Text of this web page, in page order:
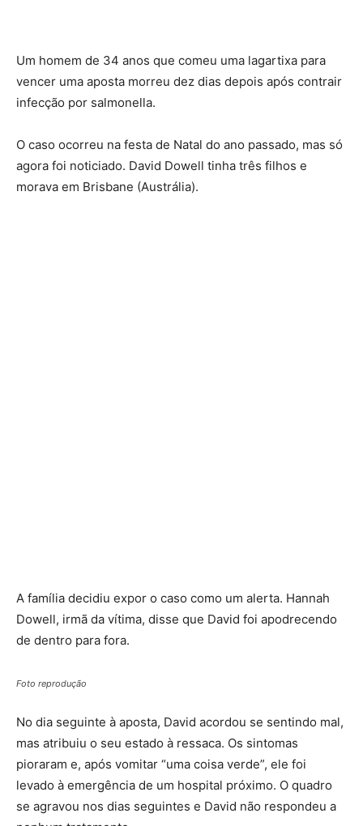
Um homem de 34 anos que comeu uma lagartixa para
vencer uma aposta morreu dez dias depois após contrair
infecção por salmonella.
O caso ocorreu na festa de Natal do ano passado, mas só
agora foi noticiado. David Dowell tinha três filhos e
morava em Brisbane (Austrália).
A família decidiu expor o caso como um alerta. Hannah
Dowell, irmã da vítima, disse que David foi apodrecendo
de dentro para fora.
Foto reprodução
No dia seguinte à aposta, David acordou se sentindo mal,
mas atribuiu o seu estado à ressaca. Os sintomas
pioraram e, após vomitar “uma coisa verde”, ele foi
levado à emergência de um hospital próximo. O quadro
se agravou nos dias seguintes e David não respondeu a